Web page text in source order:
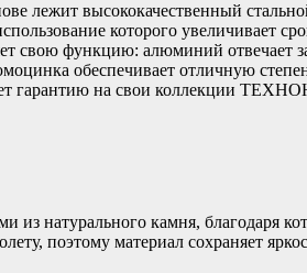
лежит высококачественный
которого увеличивает
свою функцию: алюминий отвечает
обеспечивает отличную
на свои коллекции
натурального камня, благодаря
поэтому материал сохраняет